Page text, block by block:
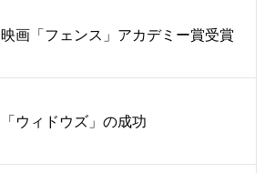
映画「フェンス」アカデミー賞受賞
「ウィドウズ」の成功